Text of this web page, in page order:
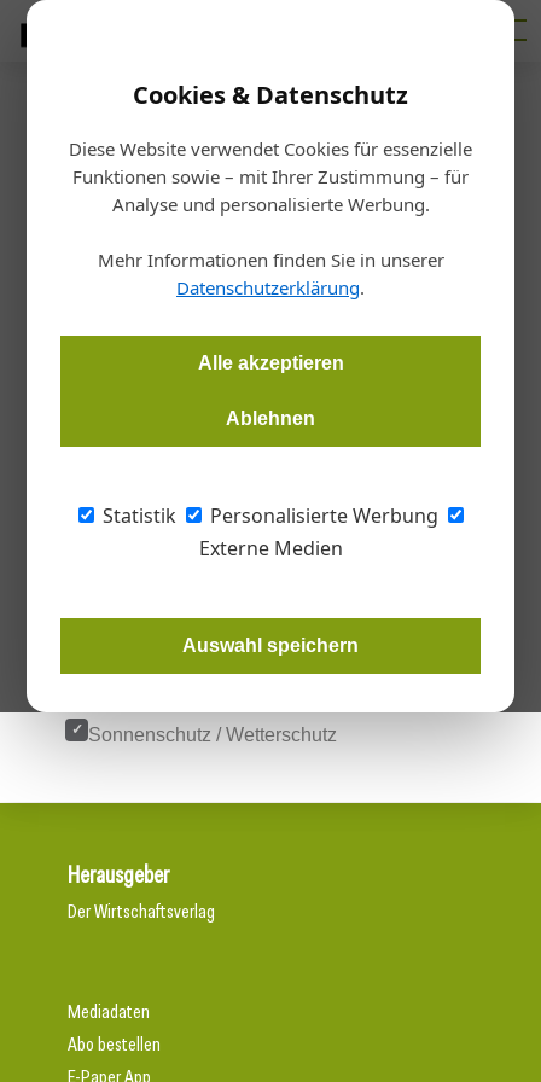
Cookies & Datenschutz
Diese Website verwendet Cookies für essenzielle
Funktionen sowie – mit Ihrer Zustimmung – für
Analyse und personalisierte Werbung.
Mehr Informationen finden Sie in unserer
Datenschutzerklärung.
Alle akzeptieren
Ablehnen
Statistik
Personalisierte Werbung
Externe Medien
Auswahl speichern
Firmenverzeichnis ›
J. Meissl GmbH. Schirmbar u.
J. Meissl GmbH.
Schirmbar u.
Sonnenschutzkonzepte
Gewerbegebiet Ellmauthal 40, 5452 Pfarrwerfen,
Handwerk+Bau Metall
Kategorien
Sonnenschutz / Wetterschutz
Herausgeber
Der Wirtschaftsverlag
Mediadaten
Abo bestellen
E-Paper App